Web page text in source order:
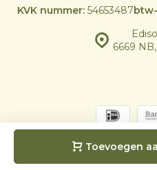
Toevoegen
6669
KVK nummer:54653487